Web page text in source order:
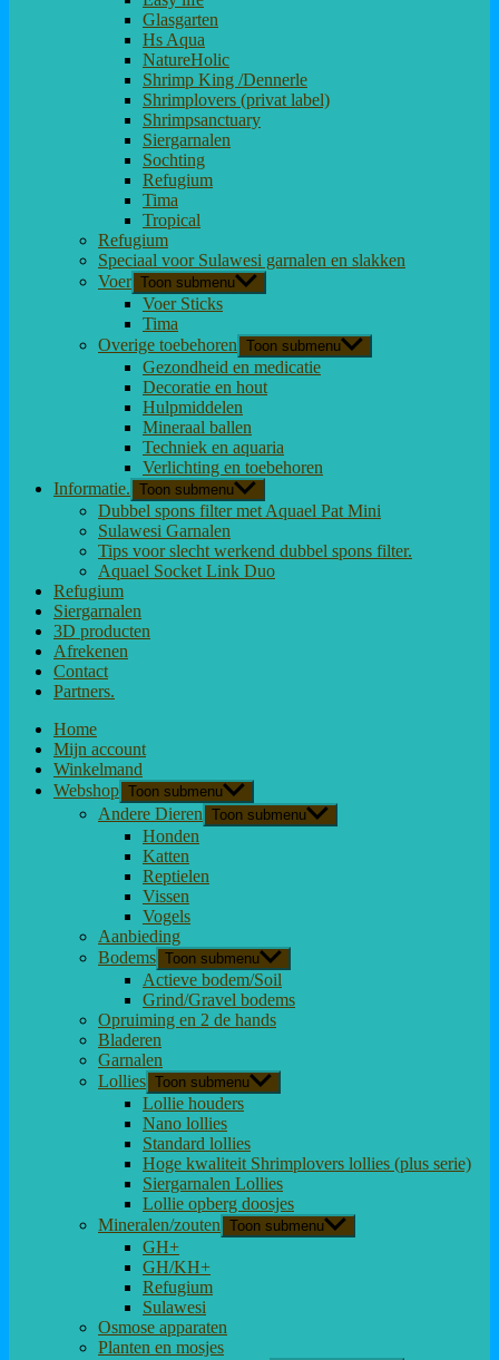
Glasgarten
Hs Aqua
NatureHolic
Shrimp King /Dennerle
Shrimplovers (privat label)
Shrimpsanctuary
Siergarnalen
Sochting
Refugium
Tima
Tropical
Refugium
Speciaal voor Sulawesi garnalen en slakken
Voer Toon submenu
Voer Sticks
Tima
Overige toebehoren Toon submenu
Gezondheid en medicatie
Decoratie en hout
Hulpmiddelen
Mineraal ballen
Techniek en aquaria
Verlichting en toebehoren
Informatie. Toon submenu
Dubbel spons filter met Aquael Pat Mini
Sulawesi Garnalen
Tips voor slecht werkend dubbel spons filter.
Aquael Socket Link Duo
Refugium
Siergarnalen
3D producten
Afrekenen
Contact
Partners.
Home
Mijn account
Winkelmand
Webshop Toon submenu
Andere Dieren Toon submenu
Honden
Katten
Reptielen
Vissen
Vogels
Aanbieding
Bodems Toon submenu
Actieve bodem/Soil
Grind/Gravel bodems
Opruiming en 2 de hands
Bladeren
Garnalen
Lollies Toon submenu
Lollie houders
Nano lollies
Standard lollies
Hoge kwaliteit Shrimplovers lollies (plus serie)
Siergarnalen Lollies
Lollie opberg doosjes
Mineralen/zouten Toon submenu
GH+
GH/KH+
Refugium
Sulawesi
Osmose apparaten
Planten en mosjes